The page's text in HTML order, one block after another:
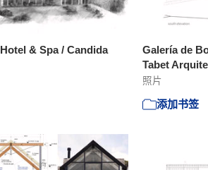
& Spa / Candida
Galería de
Tabet
照片
添加书签